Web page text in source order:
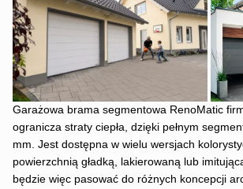
Garażowa brama segmentowa RenoMatic
ogranicza straty ciepła, dzięki pełnym
mm. Jest dostępna w wielu wersjach
powierzchnią gładką, lakierowaną lub
będzie więc pasować do różnych koncepcji